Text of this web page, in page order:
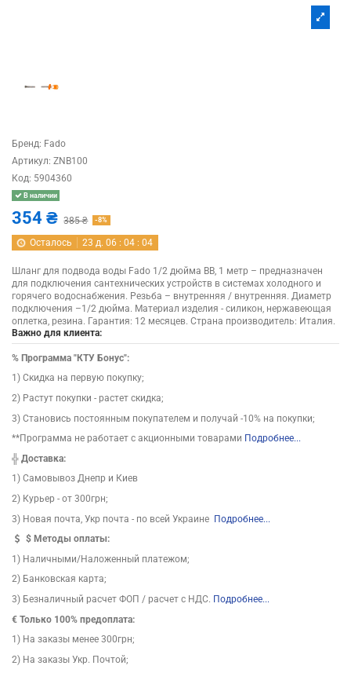
Бренд: Fado
Артикул: ZNB100
Код: 5904360
В наличии
354 ₴ 385 ₴ -8%
Осталось 23 д. 06 :04 :03
Шланг для подвода воды Fado 1/2 дюйма ВВ, 1 метр – предназначен
для подключения сантехнических устройств в системах холодного и
горячего водоснабжения. Резьба – внутренняя / внутренняя. Диаметр
подключения –1/2 дюйма. Материал изделия - силикон, нержавеющая
оплетка, резина. Гарантия: 12 месяцев. Страна производитель: Италия.
Важно для клиента:
% Программа "КТУ Бонус":
1) Скидка на первую покупку;
2) Растут покупки - растет скидка;
3) Становись постоянным покупателем и получай -10% на покупки;
**Программа не работает с акционными товарами Подробнее...
╬ Доставка:
1) Самовывоз Днепр и Киев
2) Курьер - от 300грн;
3) Новая почта, Укр почта - по всей Украине Подробнее...
$ Методы оплаты:
1) Наличными/Наложенный платежом;
2) Банковская карта;
3) Безналичный расчет ФОП / расчет с НДС. Подробнее...
€ Только 100% предоплата:
1) На заказы менее 300грн;
2) На заказы Укр. Почтой;